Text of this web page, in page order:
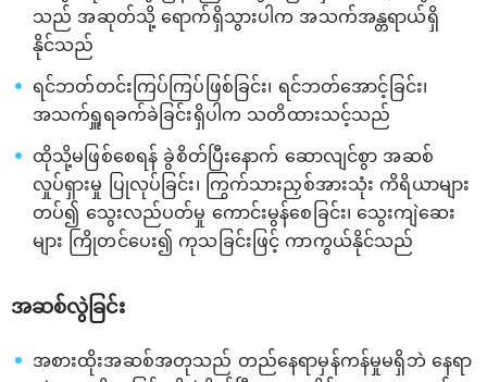
သည် အဆုတ်သို့ ရောက်ရှိသွားပါက အသက်အန္တရာယ်ရှိ
နိုင်သည်
ရင်ဘတ်တင်းကြပ်ကြပ်ဖြစ်ခြင်း၊ ရင်ဘတ်အောင့်ခြင်း၊
အသက်ရှူရခက်ခဲခြင်းရှိပါက သတိထားသင့်သည်
ထိုသို့မဖြစ်စေရန် ခွဲစိတ်ပြီးနောက် ဆောလျင်စွာ အဆစ်
လှုပ်ရှားမှု ပြုလုပ်ခြင်း၊ ကြွက်သားညှစ်အားသုံး ကိရိယာများ
တပ်၍ သွေးလည်ပတ်မှု ကောင်းမွန်စေခြင်း၊ သွေးကျဲဆေး
များ ကြိုတင်ပေး၍ ကုသခြင်းဖြင့် ကာကွယ်နိုင်သည်
အဆစ်လွဲခြင်း
အစားထိုးအဆစ်အတုသည် တည်နေရာမှန်ကန်မှုမရှိဘဲ နေရာ